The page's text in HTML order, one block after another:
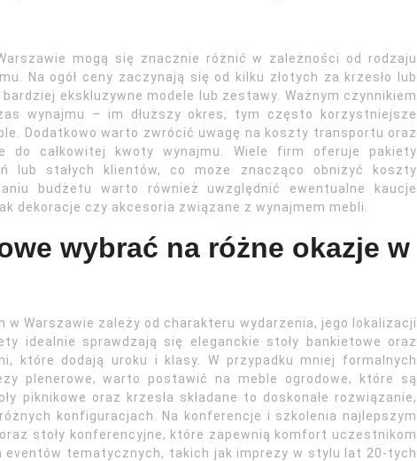
mogą się znacznie różnić w zależności od rodzaju
Na ogół ceny zaczynają się od kilku złotych za krzesło lub
ekskluzywne modele lub zestawy. Ważnym czynnikiem
wynajmu – im dłuższy okres, tym często korzystniejsze
Dodatkowo warto zwrócić uwagę na koszty transportu oraz
do całkowitej kwoty wynajmu. Wiele firm oferuje pakiety
lub stałych klientów, co może znacząco obniżyć koszty
budżetu warto również uwzględnić ewentualne kaucje
dekoracje czy akcesoria związane z wynajmem mebli.
wybrać na różne okazje w
w Warszawie zależy od charakteru wydarzenia, jego lokalizacji
idealnie sprawdzają się eleganckie stoły bankietowe oraz
które dodają uroku i klasy. W przypadku mniej formalnych
plenerowe, warto postawić na meble ogrodowe, które są
piknikowe oraz krzesła składane to doskonałe rozwiązanie,
konfiguracjach. Na konferencje i szkolenia najlepszym
stoły konferencyjne, które zapewnią komfort uczestnikom
eventów tematycznych, takich jak imprezy w stylu lat 20-tych